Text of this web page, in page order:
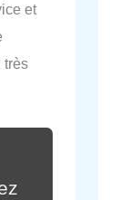
et
très